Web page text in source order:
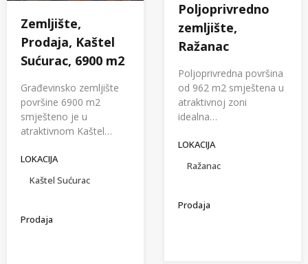
Zemljište,
Prodaja, Kaštel
Sućurac, 6900 m2
Građevinsko zemljište
površine 6900 m2
smješteno je u
atraktivnom Kaštel…
LOKACIJA
Kaštel Sućurac
Prodaja
Poljoprivredno
zemljište,
Ražanac
Poljoprivredna površina
od 962 m2 smještena u
atraktivnoj zoni
idealna…
LOKACIJA
Ražanac
Prodaja